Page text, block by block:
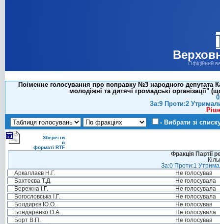
Офіційний
Поіменне голосування про поправку №3 народного депутата
молодіжні та дитячі громадські організації"
За:9 Проти:2
- Вибрати зі
Зберегти
в
форматі RTF
Фракція Партії
За:0 Проти:1
Аркаллаєв Н.Г.
Не голосував
Бахтеєва Т.Д.
Не голосувала
Бережна І.Г.
Не голосувала
Богословська І.Г.
Не голосувала
Болдирєв Ю.О.
Не голосував
Бондаренко О.А.
Не голосувала
Борт В.П.
Не голосував